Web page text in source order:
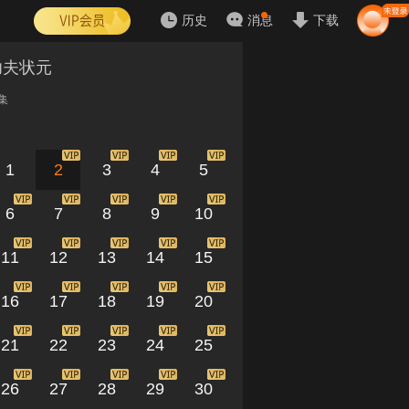
历史 消息 下载
状元
1 2 3 4 5
6 7 8 9 10
11 12 13 14 15
16 17 18 19 20
21 22 23 24 25
26 27 28 29 30